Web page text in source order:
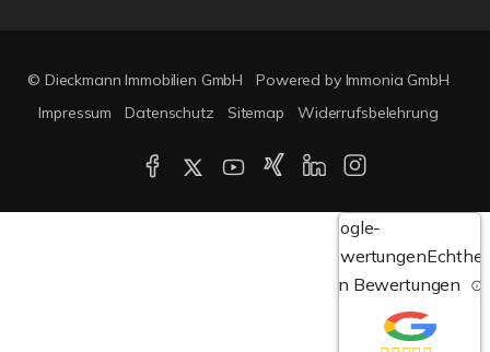
© Dieckmann Immobilien GmbH
Powered by Immonia GmbH
Impressum
Datenschutz Sitemap Widerrufsbelehrung
Google-
Bewertungen
von Bewertungen